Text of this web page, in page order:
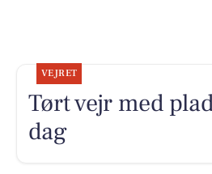
VEJRET
Tørt vejr med
dag